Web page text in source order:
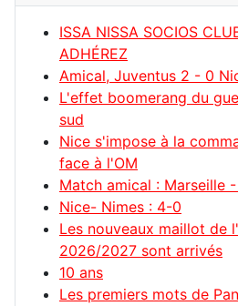
ISSA NISSA SOCIOS
ADHÉREZ
Amical, Juventus 2 - 0
L'effet boomerang du
sud
Nice s'impose à la
face à l'OM
Match amical : Marseille
Nice- Nimes : 4-0
Les nouveaux maillot de
2026/2027 sont arrivés
10 ans
Les premiers mots de